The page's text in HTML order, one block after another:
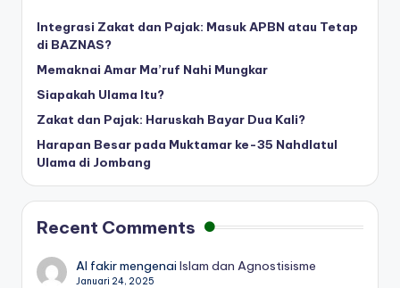
Integrasi Zakat dan Pajak: Masuk APBN atau Tetap
di BAZNAS?
Memaknai Amar Ma’ruf Nahi Mungkar
Siapakah Ulama Itu?
Zakat dan Pajak: Haruskah Bayar Dua Kali?
Harapan Besar pada Muktamar ke-35 Nahdlatul
Ulama di Jombang
Recent Comments
Al fakirmengenaiIslam dan Agnostisisme
Januari 24, 2025